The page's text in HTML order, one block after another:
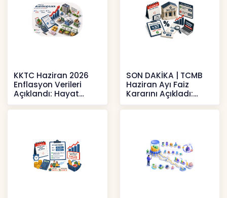
KKTC Haziran 2026
Enflasyon Verileri
Açıklandı: Hayat
Pahalılığı Yükselişini
Sür
SON DAKİKA | TCMB
Haziran Ayı Faiz
Kararını Açıkladı:
Politika Faizi Yüzde
37’de